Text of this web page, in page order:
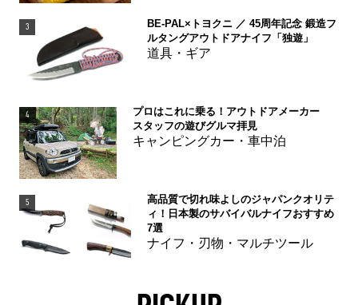
3
BE-PAL×トヨクニ ／ 45周年記念 鍛造フ
ルタングアウトドアナイフ「独遊」
道具・ギア
4
プロはこれに乗る！アウトドアメーカー
スタッフの遊びグルマ拝見
キャンピングカー・車中泊
5
高品質で切れ味よしのジャパンクオリテ
ィ！日本製のサバイバルナイフおすすめ
7選
ナイフ・刃物・マルチツール